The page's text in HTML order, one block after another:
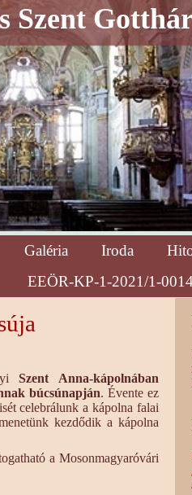
Szent
Galéria Iroda
EEÖR-KP-1-2021/1-
Szent Anna-kápolnában
búcsúnapján. Évente ez
celebrálunk a kápolna falai
kezdődik a kápolna
a Mosonmagyaróvári